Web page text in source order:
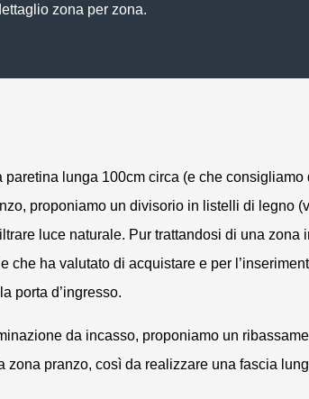
zona per zona.
lunga 100cm circa (e che
proponiamo un divisorio in listelli di legno
luce naturale. Pur trattandosi di una
che ha valutato di acquistare e per
porta d’ingresso.
da incasso, proponiamo un
pranzo, così da realizzare una fascia